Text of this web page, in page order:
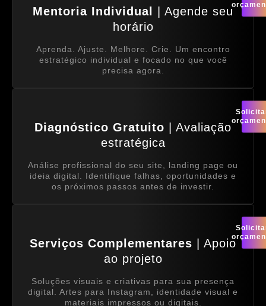
Mentoria Individual
| Agende seu
horário
Aprenda. Ajuste. Melhore. Crie. Um encontro
estratégico individual e focado no que você
precisa agora.
Diagnóstico Gratuito | Avaliação
estratégica
Análise profissional do seu site, landing page ou
ideia digital. Identifique falhas, oportunidades e
os próximos passos antes de investir.
Serviços Complementares | Apoio
ao projeto
Soluções visuais e criativas para sua presença
digital. Artes para Instagram, identidade visual e
materiais impressos ou digitais.